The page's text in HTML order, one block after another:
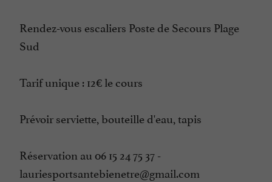
Rendez-vous escaliers Poste de Secours Plage
Sud
Tarif unique : 12€ le cours
Prévoir serviette, bouteille d'eau, tapis
Réservation au 06 15 24 75 37 -
lauriesportsantebienetre@gmail.com